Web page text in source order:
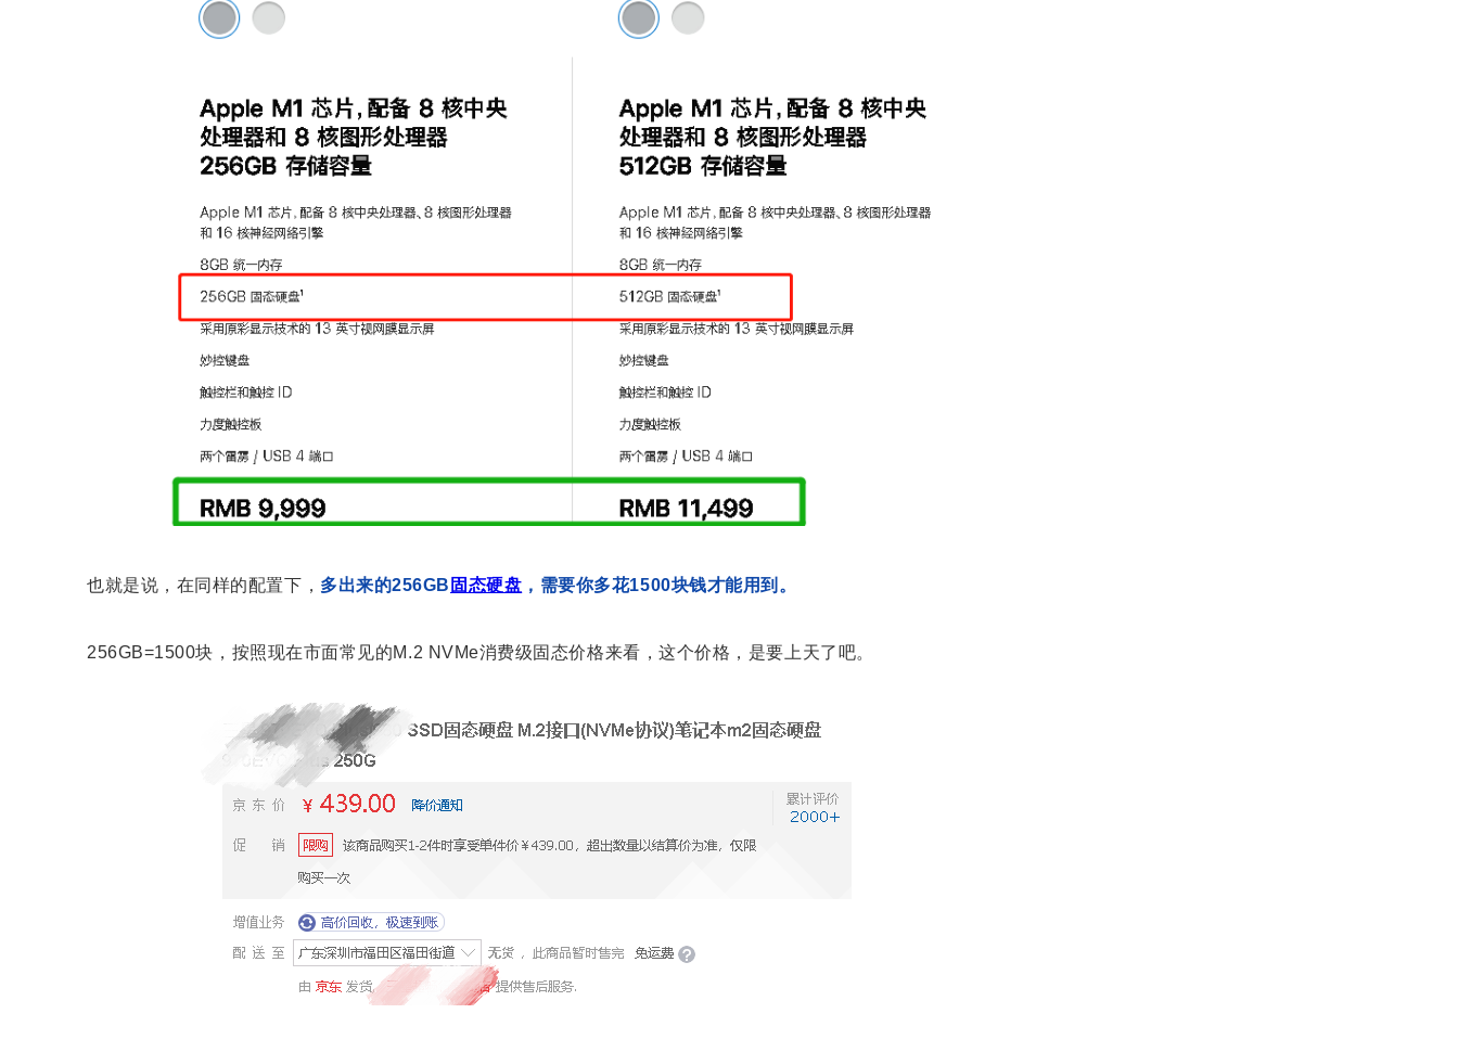
也就是说，在同样的配置下， 多出来的256GB 固态硬盘 ，需要你多花1500块钱才能用到。
256GB=1500块，按照现在市面常见的M.2 NVMe消费级固态价格来看，这个价格，是要上天了吧。